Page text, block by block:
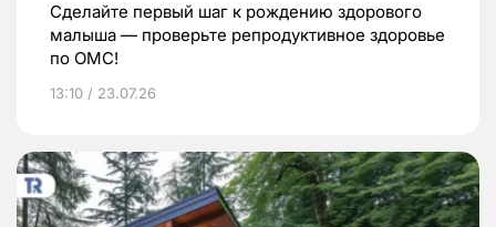
Сделайте первый шаг к рождению здорового
малыша — проверьте репродуктивное здоровье
по ОМС!
13:10 / 23.07.26